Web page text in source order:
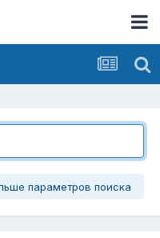
параметров поиска